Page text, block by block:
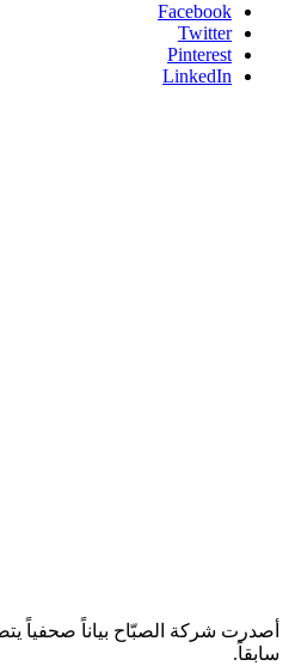
Facebook
Twitter
Pinterest
LinkedIn
أصدرت شركة الصبّاح بياناً صحفياً
سابقاً.